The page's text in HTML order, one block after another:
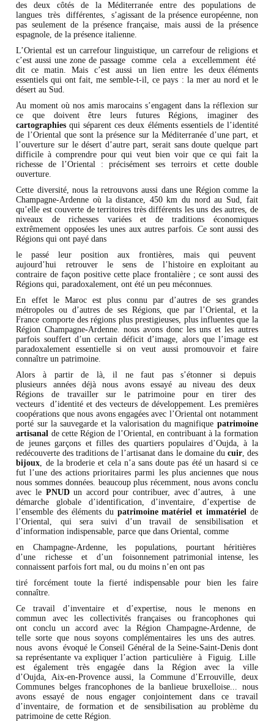
des deux côtés de la Méditerranée entre des populations de
langues très différentes, s’agissant de la présence européenne, non
pas seulement de la présence française, mais aussi de la présence
espagnole, de la présence italienne.
L’Oriental est un carrefour linguistique, un carrefour de religions et
c’est aussi une zone de passage comme cela a excellemment été
dit ce matin. Mais c’est aussi un lien entre les deux éléments
essentiels qui ont fait, me semble-t-il, ce pays : la mer au nord et le
désert au Sud.
Au moment où nos amis marocains s’engagent dans la réflexion sur
ce que doivent être leurs futures Régions, imaginer des
cartographiesqui séparent ces deux éléments essentiels de l’identité
de l’Oriental que sont la présence sur la Méditerranée d’une part, et
l’ouverture sur le désert d’autre part, serait sans doute quelque part
difficile à comprendre pour qui veut bien voir que ce qui fait la
richesse de l’Oriental : précisément ses terroirs et cette double
ouverture.
Cette diversité, nous la retrouvons aussi dans une Région comme la
Champagne-Ardenne où la distance, 450 km du nord au Sud, fait
qu’elle est couverte de territoires très différents les uns des autres, de
niveaux de richesses variées et de traditions économiques
extrêmement opposées les unes aux autres parfois. Ce sont aussi des
Régions qui ont payé dans
le passé leur position aux frontières, mais qui peuvent
aujourd’hui retrouver le sens de l’histoire en exploitant au
contraire de façon positive cette place frontalière ; ce sont aussi des
Régions qui, paradoxalement, ont été un peu méconnues.
En effet le Maroc est plus connu par d’autres de ses grandes
métropoles ou d’autres de ses Régions, que par l’Oriental, et la
France comporte des régions plus prestigieuses, plus influentes que la
Région Champagne-Ardenne. nous avons donc les uns et les autres
parfois souffert d’un certain déficit d’image, alors que l’image est
paradoxalement essentielle si on veut aussi promouvoir et faire
connaître un patrimoine.
Alors à partir de là, il ne faut pas s’étonner si depuis
plusieurs années déjà nous avons essayé au niveau des deux
Régions de travailler sur le patrimoine pour en tirer des
vecteurs d’identité et des vecteurs de développement. Les premières
coopérations que nous avons engagées avec l’Oriental ont notamment
porté sur la sauvegarde et la valorisation du magnifique patrimoine
artisanal de cette Région de l’Oriental, en contribuant à la formation
de jeunes garçons et filles des quartiers populaires d’Oujda, à la
redécouverte des traditions de l’artisanat dans le domaine du cuir, des
bijoux, de la broderie et cela n’a sans doute pas été un hasard si ce
fut l’une des actions prioritaires parmi les plus anciennes que nous
nous sommes données. beaucoup plus récemment, nous avons conclu
avec le PNUDun accord pour contribuer, avec d’autres, à une
démarche globale d’identification, d’inventaire, d’expertise de
l’ensemble des éléments du patrimoine matériel et immatériel de
l’Oriental, qui sera suivi d’un travail de sensibilisation et
d’information indispensable, parce que dans Oriental, comme
en Champagne-Ardenne, les populations, pourtant héritières
d’une richesse et d’un foisonnement patrimonial intense, les
connaissent parfois fort mal, ou du moins n’en ont pas
tiré forcément toute la fierté indispensable pour bien les faire
connaître.
Ce travail d’inventaire et d’expertise, nous le menons en
commun avec les collectivités françaises ou francophones qui
ont conclu un accord avec la Région Champagne-Ardenne, de
telle sorte que nous soyons complémentaires les uns des autres.
nous avons évoqué le Conseil Général de la Seine-Saint-Denis dont
sa représentante va expliquer l’action particulière à Figuig. Lille
est également très engagée dans la Région avec la ville
d’Oujda, Aix-en-Provence aussi, la Commune d’Errouville, deux
Communes belges francophones de la banlieue bruxelloise... nous
avons essayé de nous engager conjointement dans ce travail
d’inventaire, de formation et de sensibilisation au problème du
patrimoine de cette Région.